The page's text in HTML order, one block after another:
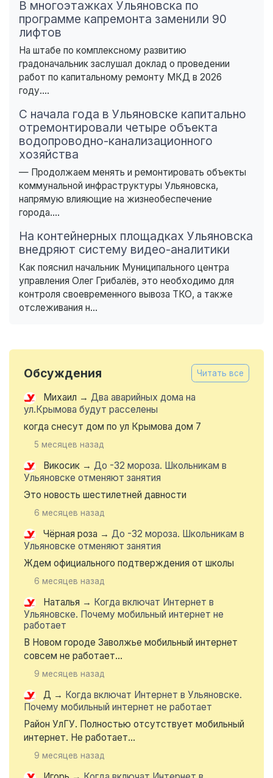
В многоэтажках Ульяновска по
программе капремонта заменили 90
лифтов
На штабе по комплексному развитию
градоначальник заслушал доклад о проведении
работ по капитальному ремонту МКД в 2026
году....
С начала года в Ульяновске капитально
отремонтировали четыре объекта
водопроводно-канализационного
хозяйства
— Продолжаем менять и ремонтировать объекты
коммунальной инфраструктуры Ульяновска,
напрямую влияющие на жизнеобеспечение
города....
На контейнерных площадках Ульяновска
внедряют систему видео-аналитики
Как пояснил начальник Муниципального центра
управления Олег Грибалёв, это необходимо для
контроля своевременного вывоза ТКО, а также
отслеживания н...
Обсуждения Читать все
Михаил → Два аварийных дома на
ул.Крымова будут расселены
когда снесут дом по ул Крымова дом 7
5 месяцев назад
Викосик → До -32 мороза. Школьникам в
Ульяновске отменяют занятия
Это новость шестилетней давности
6 месяцев назад
Чёрная роза → До -32 мороза. Школьникам в
Ульяновске отменяют занятия
Ждем официального подтверждения от школы
6 месяцев назад
Наталья → Когда включат Интернет в
Ульяновске. Почему мобильный интернет не
работает
В Новом городе Заволжье мобильный интернет
совсем не работает...
9 месяцев назад
Д → Когда включат Интернет в Ульяновске.
Почему мобильный интернет не работает
Район УлГУ. Полностью отсутствует мобильный
интернет. Не работает...
9 месяцев назад